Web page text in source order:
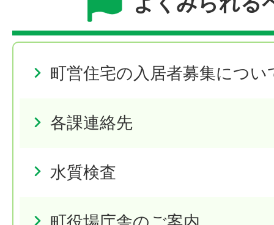
町営住宅の入居者募集につい
各課連絡先
水質検査